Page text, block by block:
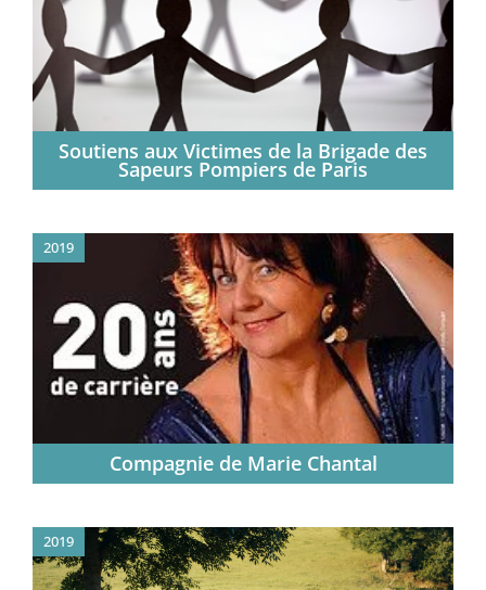
Soutiens aux Victimes de la Brigade des
Sapeurs Pompiers de Paris
2019
Compagnie de Marie Chantal
2019